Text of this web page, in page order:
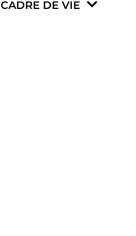
CADRE DE VIE